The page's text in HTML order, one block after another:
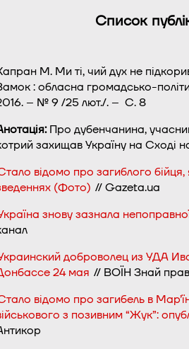
Список
М. Ми ті, чий дух не
: обласна громадсько-
– № 9 /25 лют./. – С. 8
отація:Про дубенчанина,
захищав Україну на Сході
відомо про загиблого
(Фото) // Gazeta.ua
знову зазнала
доброволец из УДА
24 мая // ВОЇН Знай
відомо про загибель в
з позивним “Жук”: